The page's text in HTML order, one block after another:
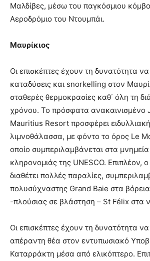
Μαλδίβες, μέσω του παγκόσμιου
Αεροδρόμιο του Ντουμπάι.
Μαυρίκιος
Οι επισκέπτες έχουν τη δυνατότητα
καταδύσεις και snorkelling στον
σταθερές θερμοκρασίες καθ΄ όλη τη
χρόνου. Το πρόσφατα ανακαινισμένο
Mauritius Resort προσφέρει
λιμνοθάλασσα, με φόντο το όρος Le
οποίο συμπεριλαμβάνεται στα
κληρονομιάς της UNESCO. Επιπλέον,
διαθέτει πολλές παραλίες,
πολυσύχναστης Grand Baie στα
-πλούσιας σε βλάστηση – St Félix στα
Οι επισκέπτες έχουν τη δυνατότητα
απέραντη θέα στον εντυπωσιακό
Καταρράκτη μέσα από ελικόπτερο.